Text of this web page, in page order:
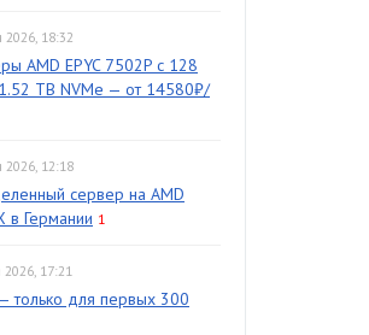
2026, 18:32
AMD EPYC 7502P с 128
TB NVMe — от 14580₽/
2026, 12:18
сервер на AMD
в Германии 1
2026, 17:21
только для первых 300